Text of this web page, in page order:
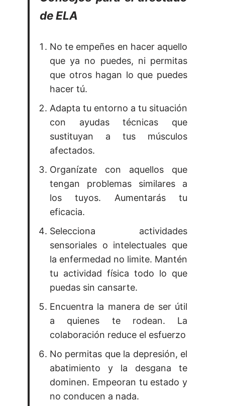
de ELA
No te empeñes en hacer aquello
que ya no puedes, ni permitas
que otros hagan lo que puedes
hacer tú.
Adapta tu entorno a tu situación
con ayudas técnicas que
sustituyan a tus músculos
afectados.
Organízate con aquellos que
tengan problemas similares a
los tuyos. Aumentarás tu
eficacia.
Selecciona actividades
sensoriales o intelectuales que
la enfermedad no limite. Mantén
tu actividad física todo lo que
puedas sin cansarte.
Encuentra la manera de ser útil
a quienes te rodean. La
colaboración reduce el esfuerzo
No permitas que la depresión, el
abatimiento y la desgana te
dominen. Empeoran tu estado y
no conducen a nada.